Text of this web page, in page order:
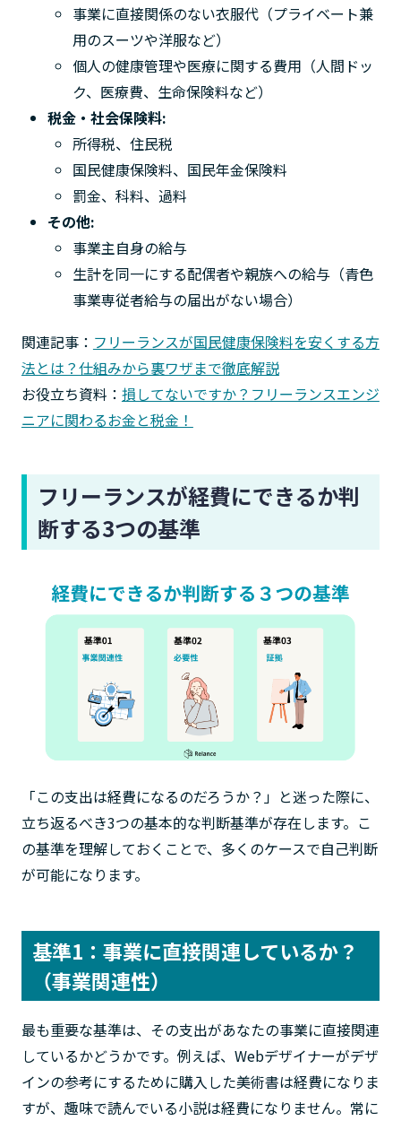
事業に直接関係のない衣服代（プライベート兼
用のスーツや洋服など）
個人の健康管理や医療に関する費用（人間ドッ
ク、医療費、生命保険料など）
税金・社会保険料:
所得税、住民税
国民健康保険料、国民年金保険料
罰金、科料、過料
その他:
事業主自身の給与
生計を同一にする配偶者や親族への給与（青色
事業専従者給与の届出がない場合）
関連記事： フリーランスが国民健康保険料を安くする方
法とは？仕組みから裏ワザまで徹底解説
お役立ち資料： 損してないですか？フリーランスエンジ
ニアに関わるお金と税金！
フリーランスが経費にできるか判
断する3つの基準
「この支出は経費になるのだろうか？」と迷った際に、
立ち返るべき3つの基本的な判断基準が存在します。こ
の基準を理解しておくことで、多くのケースで自己判断
が可能になります。
基準1：事業に直接関連しているか？
（事業関連性）
最も重要な基準は、その支出があなたの事業に直接関連
しているかどうかです。例えば、Webデザイナーがデザ
インの参考にするために購入した美術書は経費になりま
すが、趣味で読んでいる小説は経費になりません。常に